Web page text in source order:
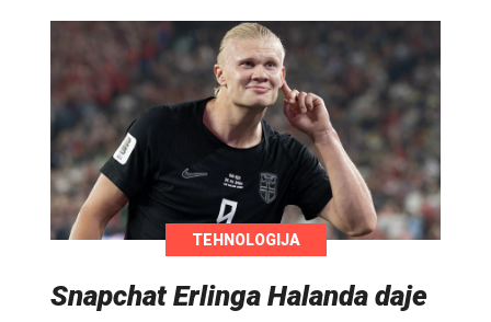
TEHNOLOGIJA
Snapchat Erlinga Halanda daje